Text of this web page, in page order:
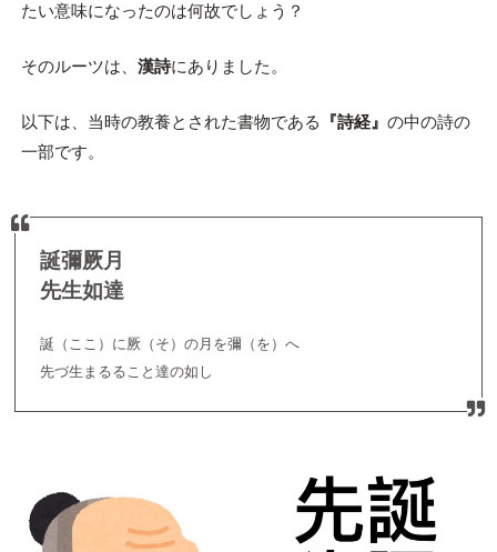
たい意味になったのは何故でしょう？
そのルーツは、 漢詩にありました。
以下は、当時の教養とされた書物である 『詩経』 の中の詩の
一部です。
誕彌厥月
先生如達
誕（ここ）に厥（そ）の月を彌（を）へ
先づ生まるること達の如し